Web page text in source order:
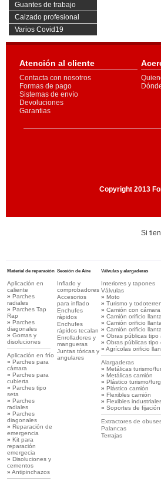
Guantes de trabajo
Calzado profesional
Varios Covid19
Atención al cliente
Contacta con nosotros
Formas de pago
Sistemas de envío
Devoluciones
Garantias
Copyright 2013
Si
Material de reparación
Aplicación en
caliente
» Parches
radiales
» Parches Tap
Rap
» Parches
diagonales
» Gomas y
disoluciones
Aplicación en frío
» Parches para
cámara
» Parches para
cubierta
» Parches tipo
seta
» Parches
radiales
» Parches
diagonales
» Reparación de
emergencia
» Kit para
reparación
emergecia
» Disoluciones y
cementos
» Antipinchazos
Sección de Aire
Inflado y
comprobadores
Accesorios
para inflado
Enchufes
rápidos
Enchufes
rápidos tecalan
Enrolladores y
mangueras
Juntas tóricas y
angulares
Válvulas y alargaderas
Interiores y tapones
Válvulas
» Moto
» Turismo y
» Camión con cámara
» Camión orificio
» Camión orificio
» Camión orificio
» Obras públicas tipo
» Obras públicas tipo
» Agrícolas orificio
Alargaderas
» Metálicas turismo/
» Metálicas camión
» Plástico turismo/
» Plástico camión
» Flexibles camión
» Flexibles
» Soportes de fijación
Extractores de
Palancas
Terrajas